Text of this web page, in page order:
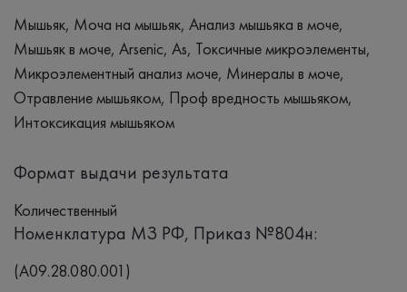
Мышьяк, Моча на мышьяк, Анализ мышьяка в моче,
Мышьяк в моче, Arsenic, As, Токсичные микроэлементы,
Микроэлементный анализ моче, Минералы в моче,
Отравление мышьяком, Проф вредность мышьяком,
Интоксикация мышьяком
Формат выдачи результата
Количественный
Номенклатура МЗ РФ, Приказ №804н:
(A09.28.080.001)